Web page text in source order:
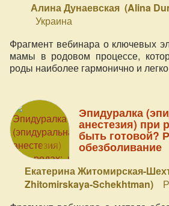
Алина Дунаевская (Alina
Украина
Фрагмент вебинара о ключевых
мамы в родовом процессе,
роды наиболее гармонично и
Эпидуралка
анестезия) при
быть готовой?
обезболивание
Екатерина Житомирская-
Zhitomirskaya-Schekhtman)